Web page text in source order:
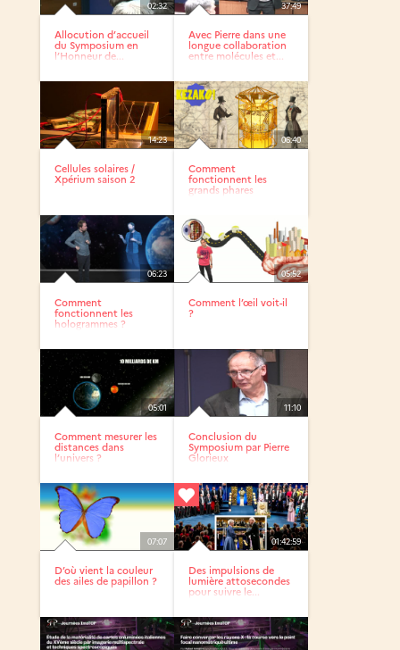
02:32
Allocution d’accueil
du Symposium en
l’Honneur de...
37:49
Avec Pierre dans une
longue collaboration
entre molécules et...
14:23
Cellules solaires /
Xpérium saison 2
06:40
Comment
fonctionnent les
grands phares
06:23
Comment
fonctionnent les
hologrammes ?
05:52
Comment l’œil voit-il
?
05:01
Comment mesurer les
distances dans
l’univers ?
11:10
Conclusion du
Symposium par Pierre
Glorieux
07:07
D’où vient la couleur
des ailes de papillon ?
01:42:59
Des impulsions de
lumière attosecondes
pour suivre le...